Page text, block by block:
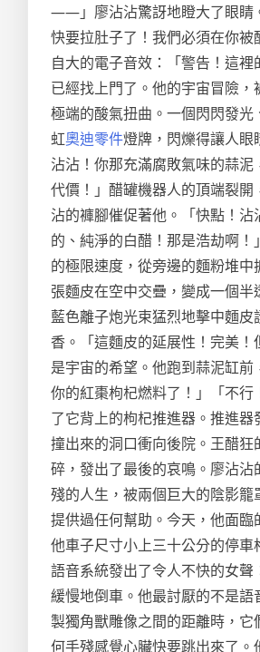
——」廖沾沾驚訝地瞪大了眼睛
快要拉肚子了！我們必須在你
自大的電子音效：「警告！這
已經找上門了。他的宇宙冒險
極端的酸氣扭曲。一個閃閃發
虹奧迪零件燈牌，閃爍得讓人眼
沾沾！你那充滿腐敗氣味的蒜
代價！」醋罐機器人的頂端裂
沾的褲腳催促著他。「快點！
的、純淨的白醋！那是浩劫啊
的極限速度，從旁邊的麵粉堆
張麵皮在空中交疊，變成一個
藍色離子炮光束猛烈地擊中麵
香。「這麵皮的延展性！完美
是宇宙的希望。他跑到蒜泥缸
你的紅棗枸杞燃料了！」「不
了它背上的枸杞推進器。推進
撞出來的洞口衝向後院。王醋
碎，發出了最後的哀鳴。廖沾
殘的人生，被兩個巨大的陰影
提供過任何幫助。今天，他面
他車子尺寸小上三十公分的停
語音系統發出了令人不快的女
緩慢地倒車。他最討厭的不是
製獨角獸雕像之間的距離時，它
何手殘感覺心臟快要跳出來了